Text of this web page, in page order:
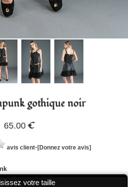
gothique noir
65.00 €
avis client-[Donnez votre avis]
votre taille